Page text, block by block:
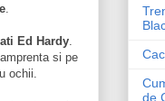
Ed Hardy
si pe
ochii.
de